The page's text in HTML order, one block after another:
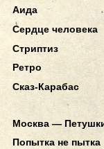
Аида
Сердце человека
Стриптиз
Ретро
Сказ-Карабас
Москва —
Попытка не пытка